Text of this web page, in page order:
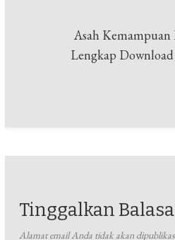
Asah
Lengkap Download
Tinggalkan
Alamat email Anda tidak akan